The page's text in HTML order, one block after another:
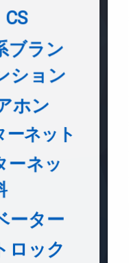
CS
ブラン
ション
ホン
ーネット
ーネッ
ーター
ロック